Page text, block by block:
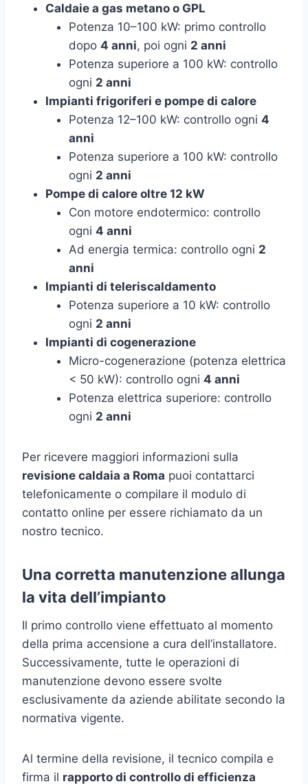
Caldaie a gas metano o GPL
Potenza 10–100 kW: primo controllo
dopo 4 anni, poi ogni 2 anni
Potenza superiore a 100 kW: controllo
ogni 2 anni
Impianti frigoriferi e pompe di calore
Potenza 12–100 kW: controllo ogni 4
anni
Potenza superiore a 100 kW: controllo
ogni 2 anni
Pompe di calore oltre 12 kW
Con motore endotermico: controllo
ogni 4 anni
Ad energia termica: controllo ogni 2
anni
Impianti di teleriscaldamento
Potenza superiore a 10 kW: controllo
ogni 2 anni
Impianti di cogenerazione
Micro-cogenerazione (potenza elettrica
< 50 kW): controllo ogni 4 anni
Potenza elettrica superiore: controllo
ogni 2 anni
Per ricevere maggiori informazioni sulla
revisione caldaia a Roma puoi contattarci
telefonicamente o compilare il modulo di
contatto online per essere richiamato da un
nostro tecnico.
Una corretta manutenzione allunga
la vita dell’impianto
Il primo controllo viene effettuato al momento
della prima accensione a cura dell’installatore.
Successivamente, tutte le operazioni di
manutenzione devono essere svolte
esclusivamente da aziende abilitate secondo la
normativa vigente.
Al termine della revisione, il tecnico compila e
firma il rapporto di controllo di efficienza